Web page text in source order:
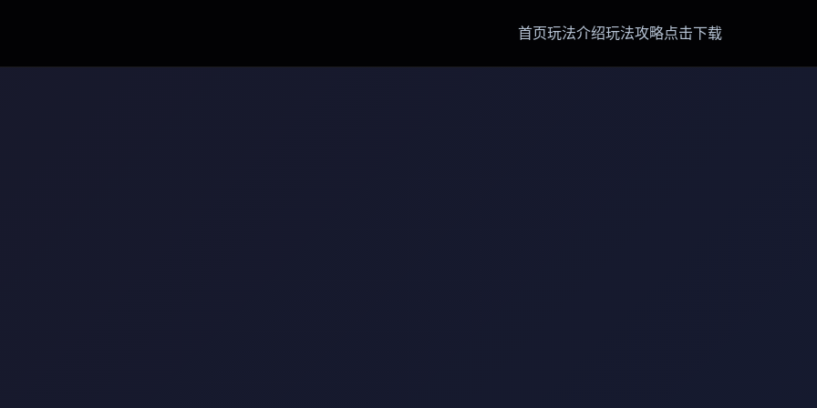
首页玩法介绍玩法攻略点击下载